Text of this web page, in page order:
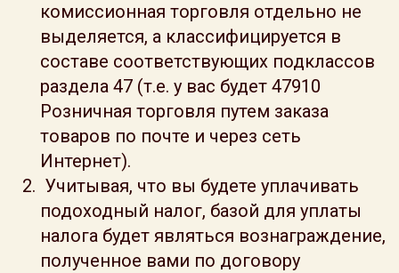
комиссионная торговля отдельно не
выделяется, а классифицируется в
составе соответствующих подклассов
раздела 47 (т.е. у вас будет 47910
Розничная торговля путем заказа
товаров по почте и через сеть
Интернет).
Учитывая, что вы будете уплачивать
подоходный налог, базой для уплаты
налога будет являться вознаграждение,
полученное вами по договору